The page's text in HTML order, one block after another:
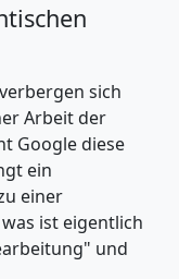
sich
Arbeit der
Google diese
ein
einer
ist eigentlich
und